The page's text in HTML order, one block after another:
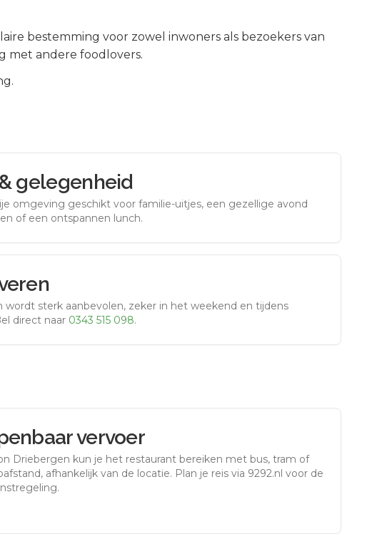
bestemming voor zowel inwoners als bezoekers van
met andere foodlovers.
gelegenheid
omgeving geschikt voor familie-uitjes, een gezellige avond
of een ontspannen lunch.
wordt sterk aanbevolen, zeker in het weekend en tijdens
direct naar 0343 515 098.
vervoer
Driebergen kun je het restaurant bereiken met bus, tram of
afhankelijk van de locatie. Plan je reis via 9292.nl voor de